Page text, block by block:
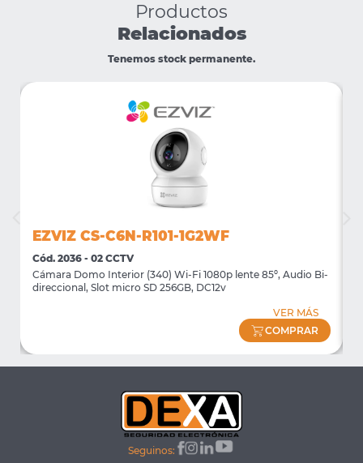
Productos
Relacionados
Tenemos stock permanente.
EZVIZ CS-C6N-R101-1G2WF
Cód. 2036 - 02 CCTV
Cámara Domo Interior (340) Wi-Fi 1080p lente 85º, Audio Bi-
direccional, Slot micro SD 256GB, DC12v
VER MÁS
COMPRAR
Seguinos: